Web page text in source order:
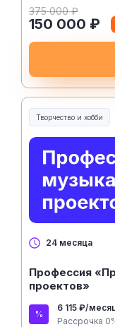
375 000 ₽
150 000 ₽
Творчество и хобби
Творчество, контент и
24 месяца
Профессия
проектов»
6 115 ₽/
Рассрочка